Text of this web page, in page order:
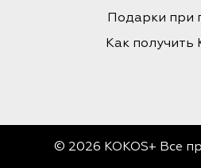
Подарки при
Как получить
© 2026 KOKOS+ Все